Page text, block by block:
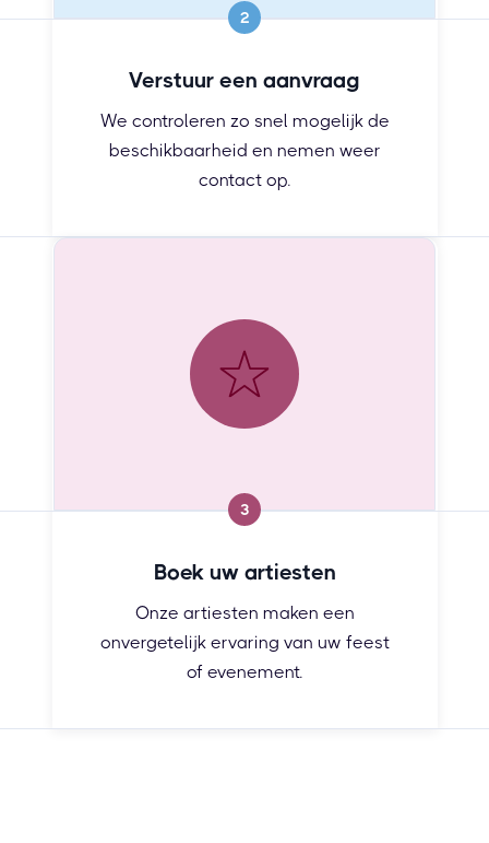
2
Verstuur een aanvraag
We controleren zo snel mogelijk de
beschikbaarheid en nemen weer
contact op.
3
Boek uw artiesten
Onze artiesten maken een
onvergetelijk ervaring van uw feest
of evenement.